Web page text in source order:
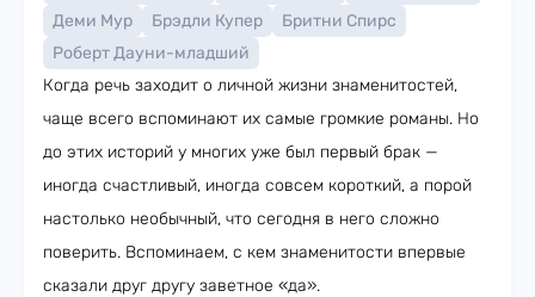
Деми Мур
Брэдли Купер
Бритни Спирс
Роберт Дауни-младший
Когда речь заходит о личной жизни знаменитостей,
чаще всего вспоминают их самые громкие романы. Но
до этих историй у многих уже был первый брак —
иногда счастливый, иногда совсем короткий, а порой
настолько необычный, что сегодня в него сложно
поверить. Вспоминаем, с кем знаменитости впервые
сказали друг другу заветное «да».